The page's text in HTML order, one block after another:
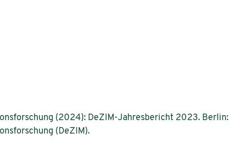
(2024): DeZIM-Jahresbericht 2023. Berlin:
(DeZIM).